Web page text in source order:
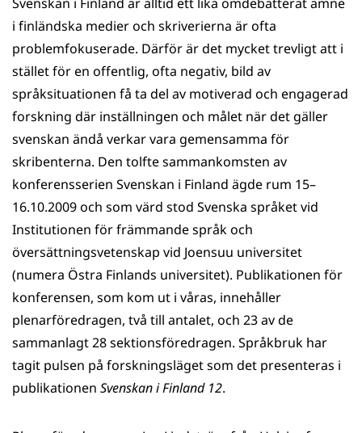
i finländska medier och skriverierna är ofta
problemfokuserade. Därför är det mycket trevligt att i
stället för en offentlig, ofta negativ, bild av
språksituationen få ta del av motiverad och engagerad
forskning där inställningen och målet när det gäller
svenskan ändå verkar vara gemensamma för
skribenterna. Den tolfte sammankomsten av
konferensserien Svenskan i Finland ägde rum 15–
16.10.2009 och som värd stod Svenska språket vid
Institutionen för främmande språk och
översättningsvetenskap vid Joensuu universitet
(numera Östra Finlands universitet). Publikationen för
konferensen, som kom ut i våras, innehåller
plenarföredragen, två till antalet, och 23 av de
sammanlagt 28 sektionsföredragen. Språkbruk har
tagit pulsen på forskningsläget som det presenteras i
publikationen Svenskan i Finland 12.